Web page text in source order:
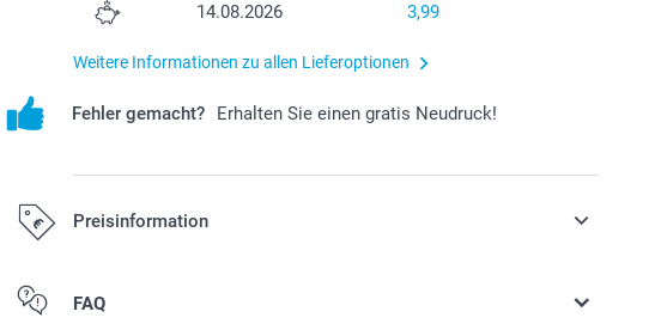
14.08.2026 3,99
Weitere Informationen zu allen Lieferoptionen
Fehler gemacht? Erhalten Sie einen gratis Neudruck!
Preisinformation
Alle Preise verstehen sich in EURO (€) inkl. MwSt. und zzgl.
FAQ